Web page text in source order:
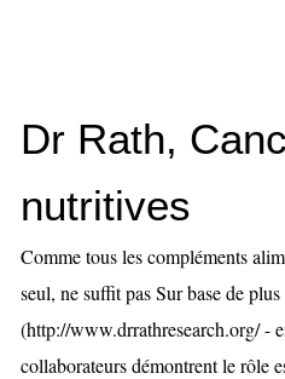
Dr Rath,
nutritives
Comme tous les compléments
seul, ne suffit pas Sur base de
(http://www.drrathresearch.org/ -
collaborateurs démontrent le rôle